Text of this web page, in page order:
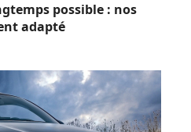
possible : nos
adapté